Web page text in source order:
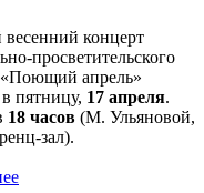
весенний концерт
просветительского
«Поющий апрель»
пятницу, 17 апреля.
18 часов (М. Ульяновой,
зал).